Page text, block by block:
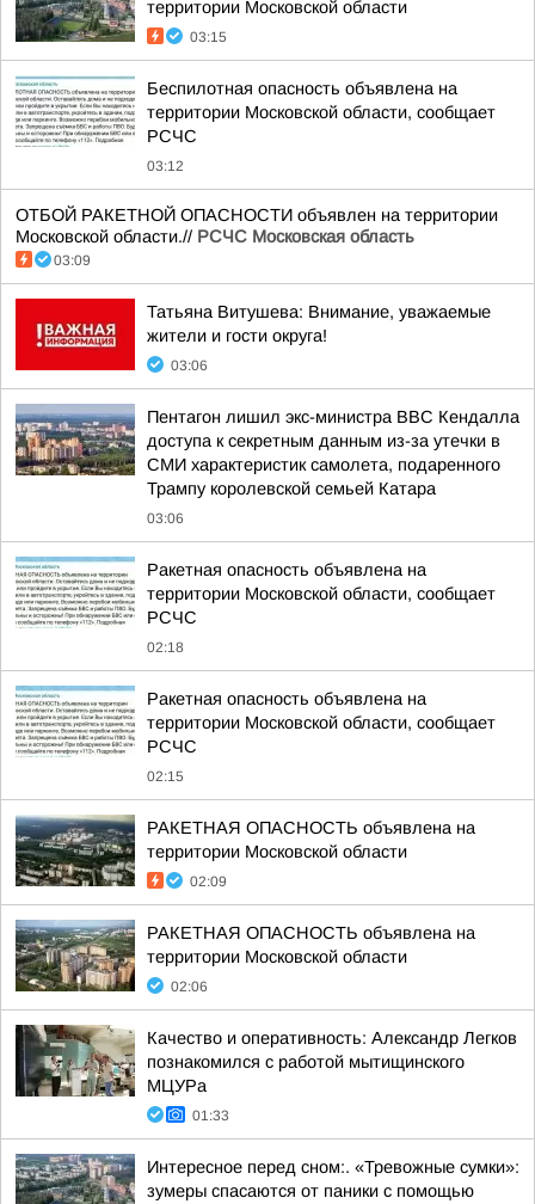
территории Московской области
03:15
Беспилотная опасность объявлена на
территории Московской области, сообщает
РСЧС
03:12
ОТБОЙ РАКЕТНОЙ ОПАСНОСТИ объявлен на территории
Московской области.// РСЧС Московская область
03:09
Татьяна Витушева: Внимание, уважаемые
жители и гости округа!
03:06
Пентагон лишил экс-министра ВВС Кендалла
доступа к секретным данным из-за утечки в
СМИ характеристик самолета, подаренного
Трампу королевской семьей Катара
03:06
Ракетная опасность объявлена на
территории Московской области, сообщает
РСЧС
02:18
Ракетная опасность объявлена на
территории Московской области, сообщает
РСЧС
02:15
РАКЕТНАЯ ОПАСНОСТЬ объявлена на
территории Московской области
02:09
РАКЕТНАЯ ОПАСНОСТЬ объявлена на
территории Московской области
02:06
Качество и оперативность: Александр Легков
познакомился с работой мытищинского
МЦУРа
01:33
Интересное перед сном:. «Тревожные сумки»:
зумеры спасаются от паники с помощью